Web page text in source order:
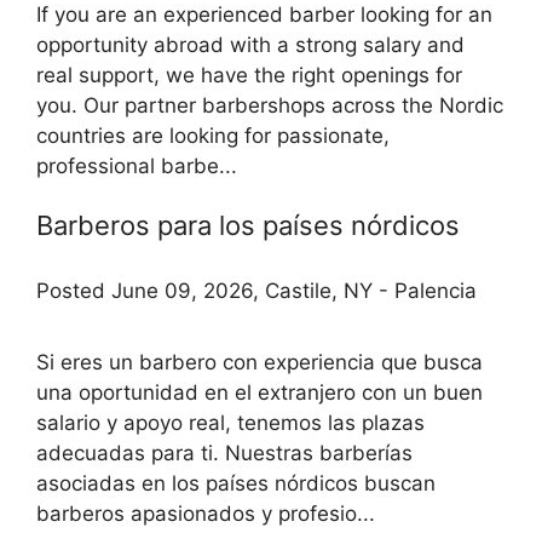
If you are an experienced barber looking for an
opportunity abroad with a strong salary and
real support, we have the right openings for
you. Our partner barbershops across the Nordic
countries are looking for passionate,
professional barbe...
Barberos para los países nórdicos
Posted June 09, 2026, Castile, NY - Palencia
Si eres un barbero con experiencia que busca
una oportunidad en el extranjero con un buen
salario y apoyo real, tenemos las plazas
adecuadas para ti. Nuestras barberías
asociadas en los países nórdicos buscan
barberos apasionados y profesio...